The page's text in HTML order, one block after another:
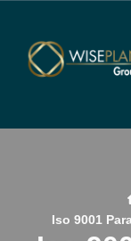
Iso 9001